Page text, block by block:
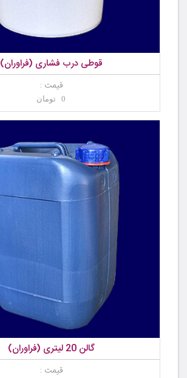
قوطی درب فشاری (فراوران)
قیمت :
0 تومان
گالن 20 لیتری (فراوران)
قیمت :